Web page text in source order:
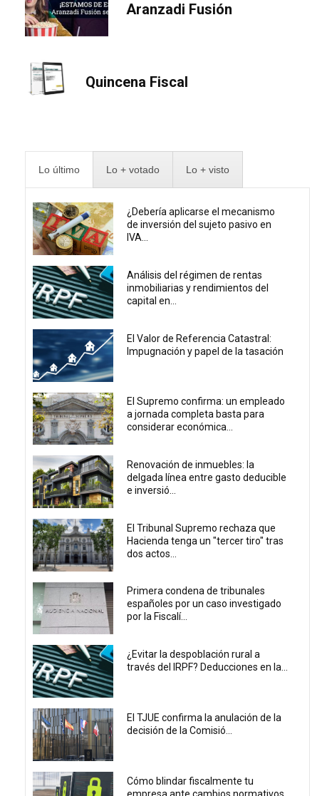
Aranzadi Fusión
Quincena Fiscal
Lo último Lo + votado Lo + visto
¿Debería aplicarse el mecanismo
de inversión del sujeto pasivo en
IVA...
Análisis del régimen de rentas
inmobiliarias y rendimientos del
capital en...
El Valor de Referencia Catastral:
Impugnación y papel de la tasación
El Supremo confirma: un empleado
a jornada completa basta para
considerar económica...
Renovación de inmuebles: la
delgada línea entre gasto deducible
e inversió...
El Tribunal Supremo rechaza que
Hacienda tenga un "tercer tiro" tras
dos actos...
Primera condena de tribunales
españoles por un caso investigado
por la Fiscalí...
¿Evitar la despoblación rural a
través del IRPF? Deducciones en la...
El TJUE confirma la anulación de la
decisión de la Comisió...
Cómo blindar fiscalmente tu
empresa ante cambios normativos